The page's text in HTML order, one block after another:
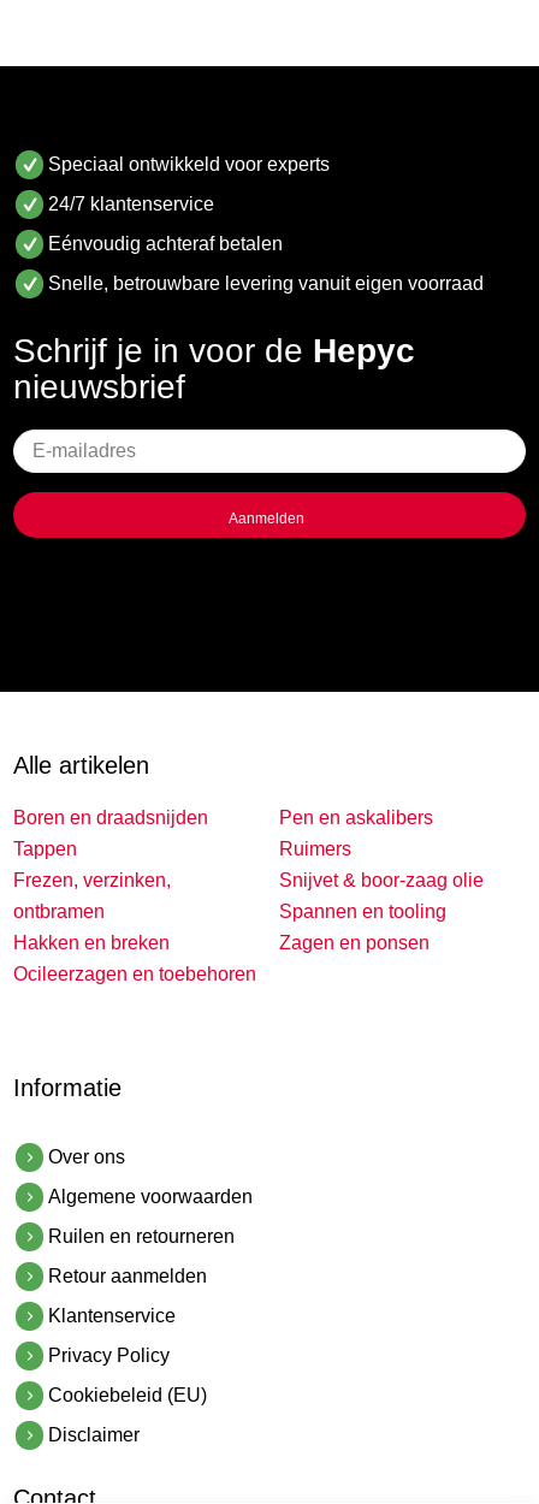
Speciaal ontwikkeld voor experts
24/7 klantenservice
Eénvoudig achteraf betalen
Snelle, betrouwbare levering vanuit eigen voorraad
Schrijf je in voor de Hepyc
nieuwsbrief
Geen
titel
Alle artikelen
Boren en draadsnijden
Tappen
Frezen, verzinken,
ontbramen
Hakken en breken
Ocileerzagen en toebehoren
Pen en askalibers
Ruimers
Snijvet & boor-zaag olie
Spannen en tooling
Zagen en ponsen
Informatie
Over ons
Algemene voorwaarden
Ruilen en retourneren
Retour aanmelden
Klantenservice
Privacy Policy
Cookiebeleid (EU)
Disclaimer
Contact